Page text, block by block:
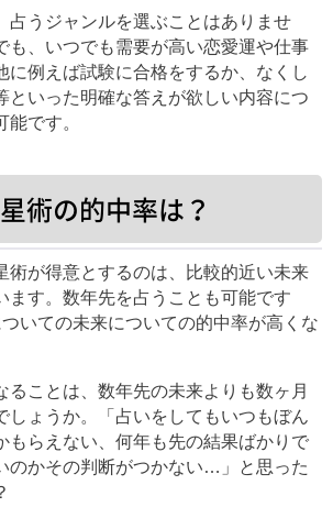
占うジャンルを選ぶことはありませ
も、いつでも需要が高い恋愛運や仕事
に例えば試験に合格をするか、なくし
といった明確な答えが欲しい内容につ
です。
術の的中率は？
術が得意とするのは、比較的近い未来
ます。数年先を占うことも可能です
いての未来についての的中率が高くな
ることは、数年先の未来よりも数ヶ月
しょうか。「占いをしてもいつもぼん
もらえない、何年も先の結果ばかりで
のかその判断がつかない…」と思った